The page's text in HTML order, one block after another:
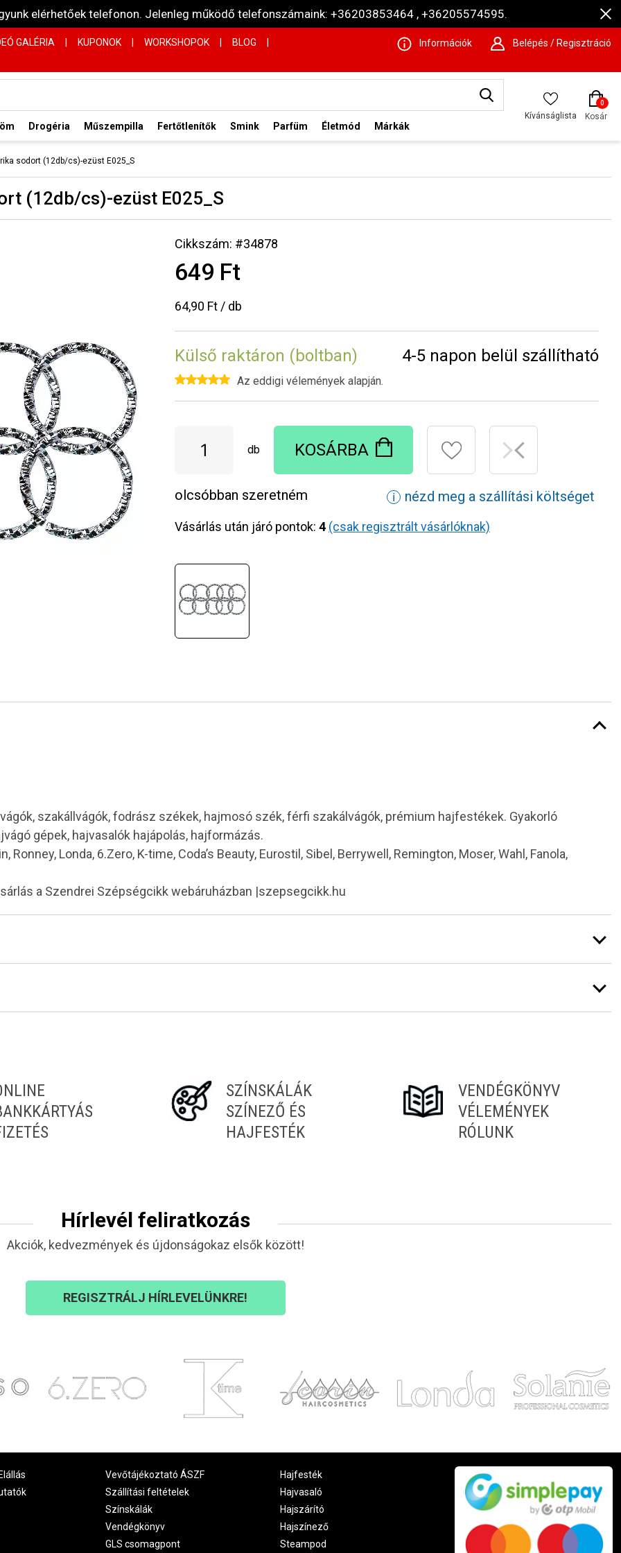
elérhetőek telefonon. Jelenleg működő telefonszámaink: +36203853464 , +36205574595.
GALÉRIA KUPONOK WORKSHOPOK BLOG Információk Belépés / Regisztráció
Drogéria Műszempilla Fertőtlenítők Smink Parfüm Életmód Márkák
Kívánságlista
0
Kosár
sodort (12db/cs)-ezüst E025_S
(12db/cs)-ezüst E025_S
Cikkszám: #34878
649 Ft
64,90 Ft / db
Külső raktáron (boltban) 4-5 napon belül szállítható
Az eddigi vélemények alapján.
db KOSÁRBA
olcsóbban szeretném ℹ nézd meg a szállítási költséget
Vásárlás után járó pontok: 4 (csak regisztrált vásárlóknak)
szakállvágók, fodrász székek, hajmosó szék, férfi szakálvágók, prémium hajfestékek. Gyakorló
gépek, hajvasalók hajápolás, hajformázás.
Ronney, Londa, 6.Zero, K-time, Coda’s Beauty, Eurostil, Sibel, Berrywell, Remington, Moser, Wahl, Fanola,
a Szendrei Szépségcikk webáruházban |szepsegcikk.hu
SZÍNSKÁLÁK
SZÍNEZŐ ÉS
HAJFESTÉK
VENDÉGKÖNYV
VÉLEMÉNYEK
RÓLUNK
Hírlevél feliratkozás
Akciók, kedvezmények és újdonságokaz elsők között!
REGISZTRÁLJ HÍRLEVELÜNKRE!
Vevőtájékoztató ÁSZF
Szállítási feltételek
Színskálák
Vendégkönyv
GLS csomagpont
Hajfesték
Hajvasaló
Hajszárító
Hajszínező
Steampod